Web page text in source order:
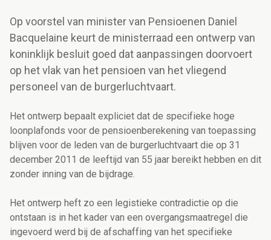
Op voorstel van minister van Pensioenen Daniel
Bacquelaine keurt de ministerraad een ontwerp van
koninklijk besluit goed dat aanpassingen doorvoert
op het vlak van het pensioen van het vliegend
personeel van de burgerluchtvaart.
Het ontwerp bepaalt expliciet dat de specifieke hoge
loonplafonds voor de pensioenberekening van toepassing
blijven voor de leden van de burgerluchtvaart die op 31
december 2011 de leeftijd van 55 jaar bereikt hebben en dit
zonder inning van de bijdrage.
Het ontwerp heft zo een legistieke contradictie op die
ontstaan is in het kader van een overgangsmaatregel die
ingevoerd werd bij de afschaffing van het specifieke